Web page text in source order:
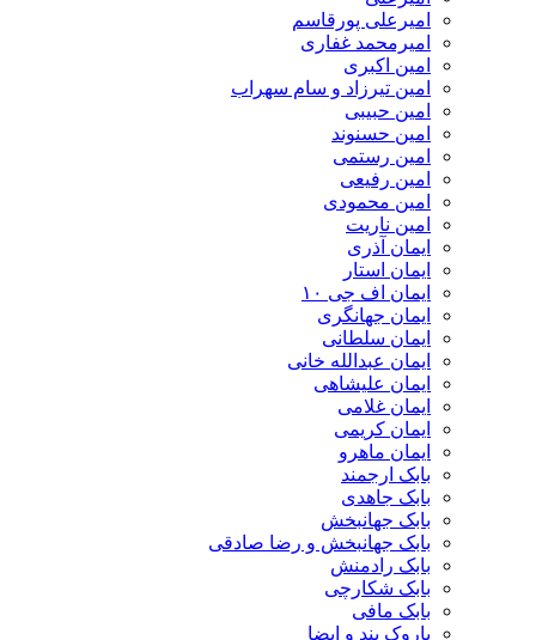
امیرعلی پورقاسم
امیرمحمد غفاری
امین اکبری
امین تیرزاد و سام سهراب
امین حبیبی
امین حسنوند
امین رستمی
امین رفیعی
امین محمودی
امین ناریت
ایمان آذری
ایمان استار
ایمان اف جی ۱۰
ایمان جهانگری
ایمان سلطانی
ایمان عبدالله خانی
ایمان علیشاهی
ایمان غلامی
ایمان کریمی
ایمان ماهرو
بابک ارجمند
بابک جاهدی
بابک جهانبخش
بابک جهانبخش و رضا صادقی
بابک رادمنش
بابک شکارچی
بابک مافی
باروک بند و ایضا